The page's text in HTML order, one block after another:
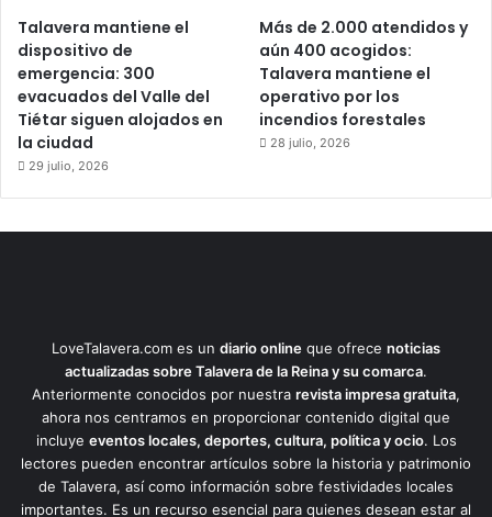
Talavera mantiene el
dispositivo de
emergencia: 300
evacuados del Valle del
Tiétar siguen alojados en
la ciudad
29 julio, 2026
Más de 2.000 atendidos y
aún 400 acogidos:
Talavera mantiene el
operativo por los
incendios forestales
28 julio, 2026
LoveTalavera.com es un diario online que ofrece noticias
actualizadas sobre Talavera de la Reina y su comarca.
Anteriormente conocidos por nuestra revista impresa gratuita,
ahora nos centramos en proporcionar contenido digital que
incluye eventos locales, deportes, cultura, política y ocio. Los
lectores pueden encontrar artículos sobre la historia y patrimonio
de Talavera, así como información sobre festividades locales
importantes. Es un recurso esencial para quienes desean estar al